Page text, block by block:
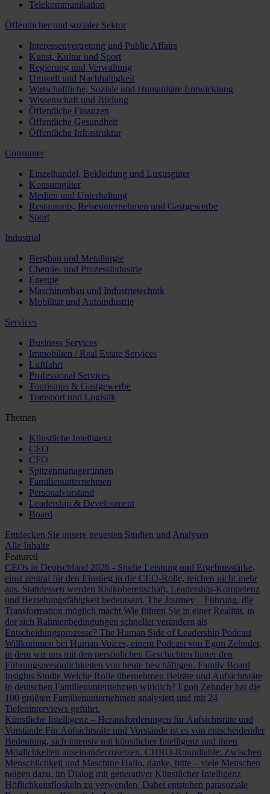
Telekommunikation
Öffentlicher und sozialer Sektor
Interessenvertretung und Public Affairs
Kunst, Kultur und Sport
Regierung und Verwaltung
Umwelt und Nachhaltigkeit
Wirtschaftliche, Soziale und Humanitäre Entwicklung
Wissenschaft und Bildung
Öffentliche Finanzen
Öffentliche Gesundheit
Öffentliche Infrastruktur
Consumer
Einzelhandel, Bekleidung und Luxusgüter
Konsumgüter
Medien und Unterhaltung
Restaurants, Reiseunternehmen und Gastgewerbe
Sport
Industrial
Bergbau und Metallurgie
Chemie- und Prozessindustrie
Energie
Maschinenbau und Industrietechnik
Mobilität und Autoindustrie
Services
Business Services
Immobilien / Real Estate Services
Luftfahrt
Professional Services
Tourismus & Gastgewerbe
Transport und Logistik
Themen
Künstliche Intelligenz
CEO
CFO
Spitzenmanager:innen
Familienunternehmen
Personalvorstand
Leadership & Development
Board
Entdecken Sie unsere neuesten Studien und Analysen
Alle Inhalte
Featured
CEOs in Deutschland 2026 - Studie Leistung und Ergebnisstärke,
einst zentral für den Einstieg in die CEO-Rolle, reichen nicht mehr
aus. Stattdessen werden Risikobereitschaft, Leadership-Kompetenz
und Beziehungsfähigkeit bedeutsam. The Journey – Führung, die
Transformation möglich macht Wie führen Sie in einer Realität, in
der sich Rahmenbedingungen schneller verändern als
Entscheidungsprozesse? The Human Side of Leadership Podcast
Willkommen bei Human Voices, einem Podcast von Egon Zehnder,
in dem wir uns mit den persönlichen Geschichten hinter den
Führungspersönlichkeiten von heute beschäftigen. Family Board
Insights Studie Welche Rolle übernehmen Beiräte und Aufsichtsräte
in deutschen Familienunternehmen wirklich? Egon Zehnder hat die
100 größten Familienunternehmen analysiert und mit 24
Tiefeninterviews geführt.
Künstliche Intelligenz – Herausforderungen für Aufsichtsräte und
Vorstände Für Aufsichtsräte und Vorstände ist es von entscheidender
Bedeutung, sich intensiv mit künstlicher Intelligenz und ihren
Möglichkeiten auseinanderzusetzen. CHRO-Roundtable: Zwischen
Menschlichkeit und Maschine Hallo, danke, bitte – viele Menschen
neigen dazu, im Dialog mit generativer Künstlicher Intelligenz
Höflichkeitsfloskeln zu verwenden. Dabei entstehen parasoziale